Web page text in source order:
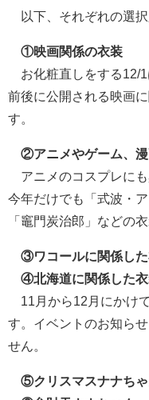
以下、それぞれの選択
①映画関係の衣装
お化粧直しをする12/1
前後に公開される映画
す。
②アニメやゲーム、漫
アニメのコスプレにも
今年だけでも「式波・
「竈門炭治郎」などの
③ワコールに関係した
④北海道に関係した
11月から12月にかけ
す。イベントのお知ら
せん。
⑤クリスマスナナちゃ